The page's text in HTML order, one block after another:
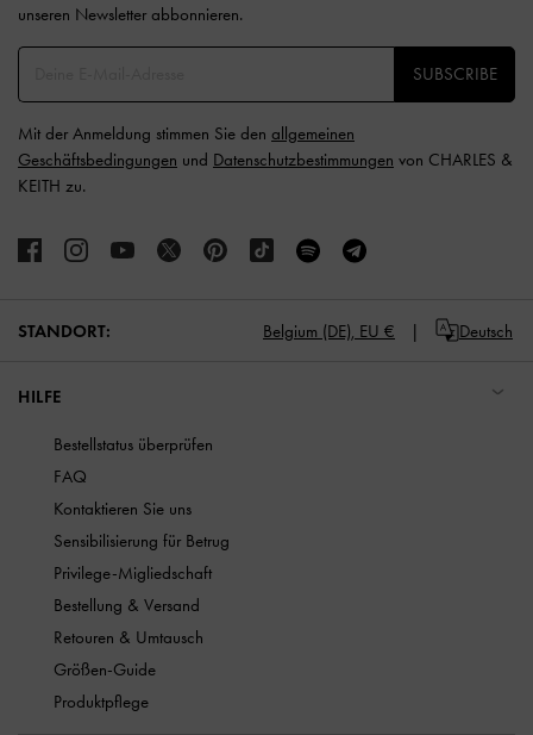
unseren Newsletter abbonnieren.​
SUBSCRIBE
Mit der Anmeldung stimmen Sie den allgemeinen
Geschäftsbedingungen und Datenschutzbestimmungen von CHARLES &
KEITH zu.
STANDORT: Belgium (DE), EU € Deutsch
HILFE
Bestellstatus überprüfen
FAQ
Kontaktieren Sie uns
Sensibilisierung für Betrug
Privilege-Migliedschaft
Bestellung & Versand
Retouren & Umtausch
Größen-Guide
Produktpflege